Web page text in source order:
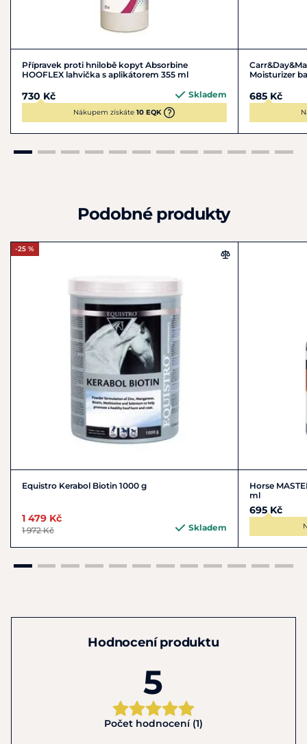
Před použitím nutno protřepat!
Po použití vždy pečlivě uzavřít!
Přípravek proti hnilobě kopyt Absorbine
HOOFLEX lahvička s aplikátorem 355 ml
730 Kč Skladem
Nákupem získáte10 EQK
Moisturizer
685 Kč
Podobné produkty
-25 %
Equistro Kerabol Biotin 1000 g
1 479 Kč
1 972 Kč Skladem
Horse
ml
695 Kč
Hodnocení produktu
5
Počet hodnocení (1)